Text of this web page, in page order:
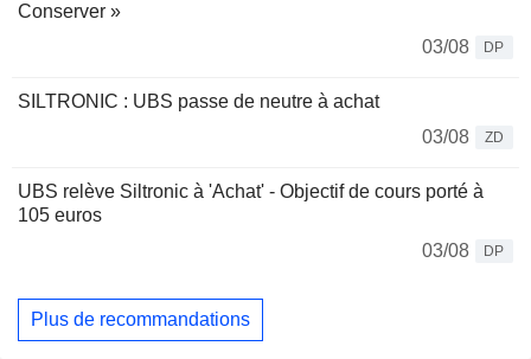
Conserver »
03/08
DP
SILTRONIC : UBS passe de neutre à achat
03/08
ZD
UBS relève Siltronic à 'Achat' - Objectif de cours porté à
105 euros
03/08
DP
Plus de recommandations